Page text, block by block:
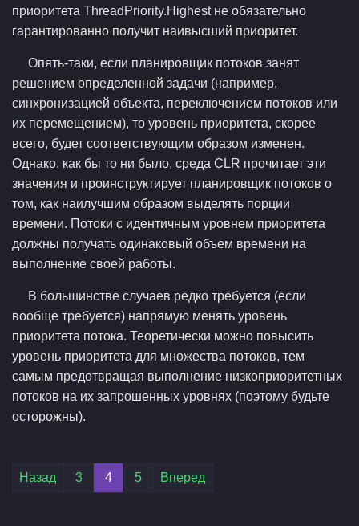
приоритета ThreadPriority.Highest не обязательно
гарантированно получит наивысший приоритет.
Опять-таки, если планировщик потоков занят
решением определенной задачи (например,
синхронизацией объекта, переключением потоков или
их перемещением), то уровень приоритета, скорее
всего, будет соответствующим образом изменен.
Однако, как бы то ни было, среда CLR прочитает эти
значения и проинструктирует планировщик потоков о
том, как наилучшим образом выделять порции
времени. Потоки с идентичным уровнем приоритета
должны получать одинаковый объем времени на
выполнение своей работы.
В большинстве случаев редко требуется (если
вообще требуется) напрямую менять уровень
приоритета потока. Теоретически можно повысить
уровень приоритета для множества потоков, тем
самым предотвращая выполнение низкоприоритетных
потоков на их запрошенных уровнях (поэтому будьте
осторожны).